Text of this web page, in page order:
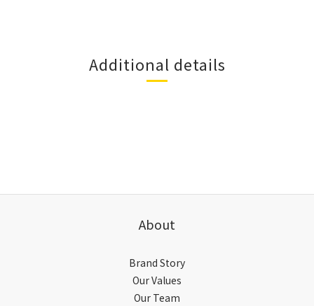
Additional details
About
Brand Story
Our Values
Our Team